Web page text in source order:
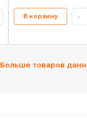
В корзину -
Больше товаров